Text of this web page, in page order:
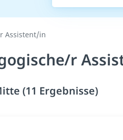
Assistent/in
r
(11 Ergebnisse)